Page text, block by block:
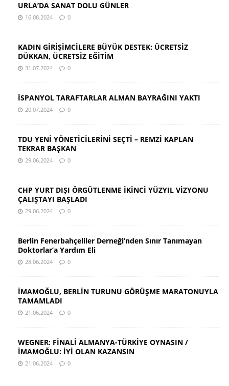
URLA’DA SANAT DOLU GÜNLER
16.08.2024 0
KADIN GİRİŞİMCİLERE BÜYÜK DESTEK: ÜCRETSİZ
DÜKKAN, ÜCRETSİZ EĞİTİM
31.07.2024 0
İSPANYOL TARAFTARLAR ALMAN BAYRAĞINI YAKTI
20.07.2024 0
TDU YENİ YÖNETİCİLERİNİ SEÇTİ – REMZİ KAPLAN
TEKRAR BAŞKAN
29.06.2024 0
CHP YURT DIŞI ÖRGÜTLENME İKİNCİ YÜZYIL VİZYONU
ÇALIŞTAYI BAŞLADI
29.06.2024 0
Berlin Fenerbahçeliler Derneği’nden Sınır Tanımayan
Doktorlar’a Yardım Eli
28.06.2024 0
İMAMOĞLU, BERLİN TURUNU GÖRÜŞME MARATONUYLA
TAMAMLADI
21.06.2024 0
WEGNER: FİNALİ ALMANYA-TÜRKİYE OYNASIN /
İMAMOĞLU: İYİ OLAN KAZANSIN
21.06.2024 0